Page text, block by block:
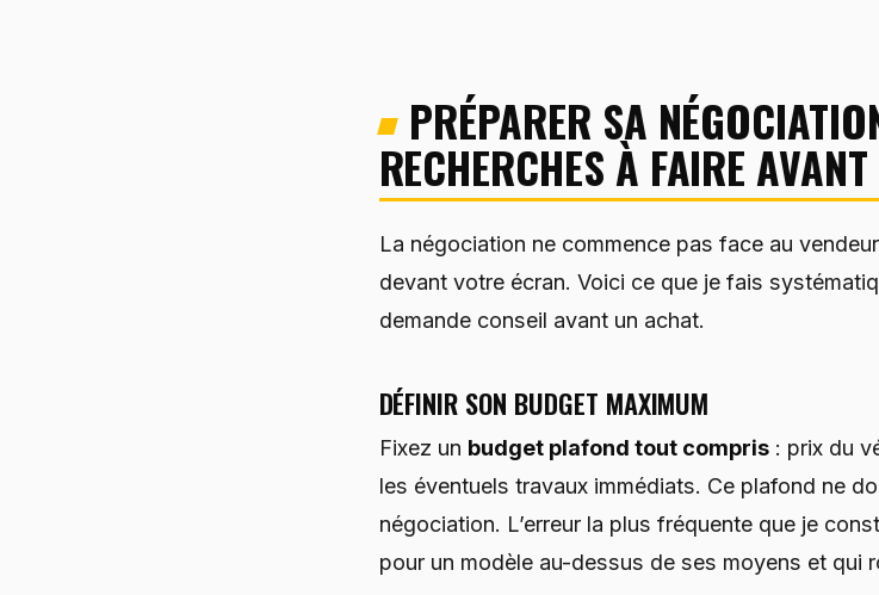
PRÉPARER SA
RECHERCHES À FAIRE AVANT
La négociation ne commence pas face au
devant votre écran. Voici ce que je fais
demande conseil avant un achat.
DÉFINIR SON BUDGET MAXIMUM
Fixez un budget plafond tout compris: prix du
les éventuels travaux immédiats. Ce plafond ne
négociation. L’erreur la plus fréquente que je
pour un modèle au-dessus de ses moyens et qui